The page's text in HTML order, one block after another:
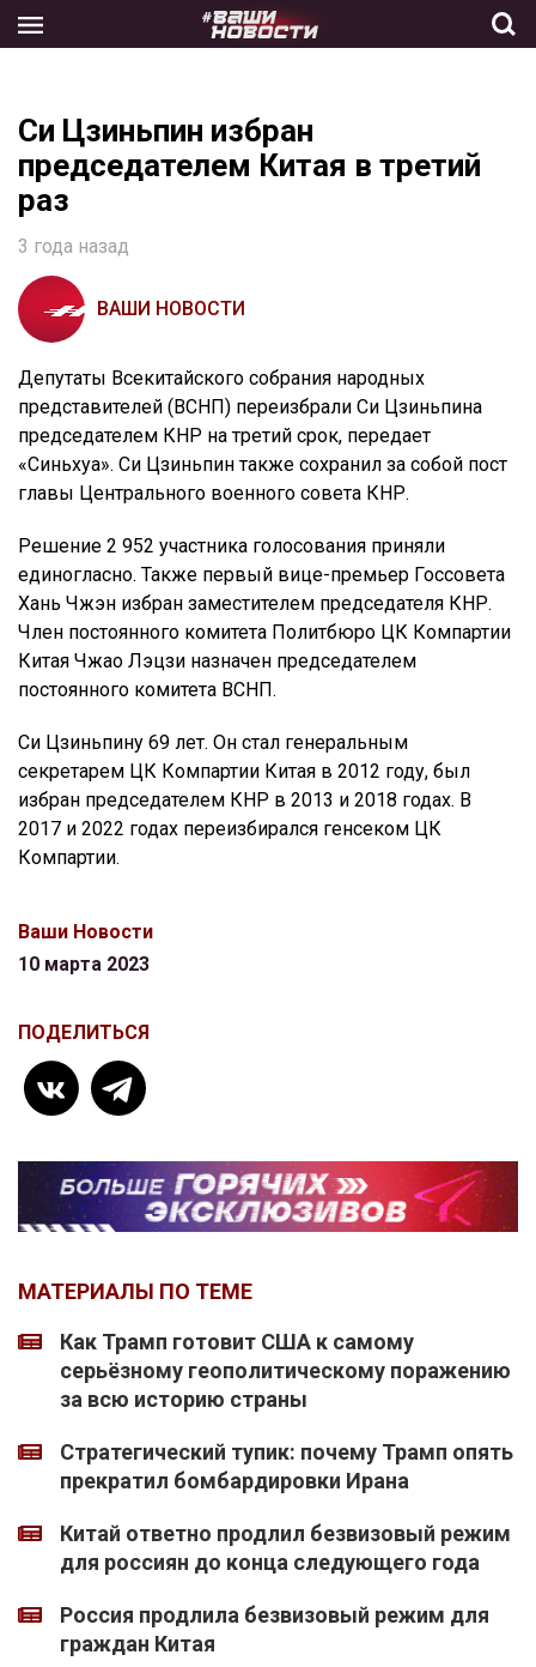
the
Си Цзиньпин избран
председателем Китая в третий
раз
3 года назад
ВАШИ НОВОСТИ
Депутаты Всекитайского собрания народных
представителей (ВСНП) переизбрали Си Цзиньпина
председателем КНР на третий срок, передает
«Синьхуа». Си Цзиньпин также сохранил за собой пост
главы Центрального военного совета КНР.
Решение 2 952 участника голосования приняли
единогласно. Также первый вице-премьер Госсовета
Хань Чжэн избран заместителем председателя КНР.
Член постоянного комитета Политбюро ЦК Компартии
Китая Чжао Лэцзи назначен председателем
постоянного комитета ВСНП.
Си Цзиньпину 69 лет. Он стал генеральным
секретарем ЦК Компартии Китая в 2012 году, был
избран председателем КНР в 2013 и 2018 годах. В
2017 и 2022 годах переизбирался генсеком ЦК
Компартии.
Ваши Новости
10 марта 2023
ПОДЕЛИТЬСЯ
МАТЕРИАЛЫ ПО ТЕМЕ
Как Трамп готовит США к самому
серьёзному геополитическому поражению
за всю историю страны
Стратегический тупик: почему Трамп опять
прекратил бомбардировки Ирана
Китай ответно продлил безвизовый режим
для россиян до конца следующего года
Россия продлила безвизовый режим для
граждан Китая